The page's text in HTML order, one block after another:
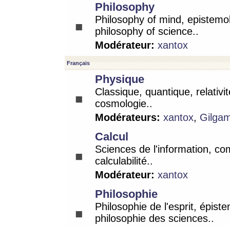
Philosophy
Philosophy of mind,
philosophy of science..
Modérateur: xantox
Français
Physique
Classique, quantique,
cosmologie..
Modérateurs: xantox,
Calcul
Sciences de l'information,
calculabilité..
Modérateur: xantox
Philosophie
Philosophie de l'esprit,
philosophie des sciences..